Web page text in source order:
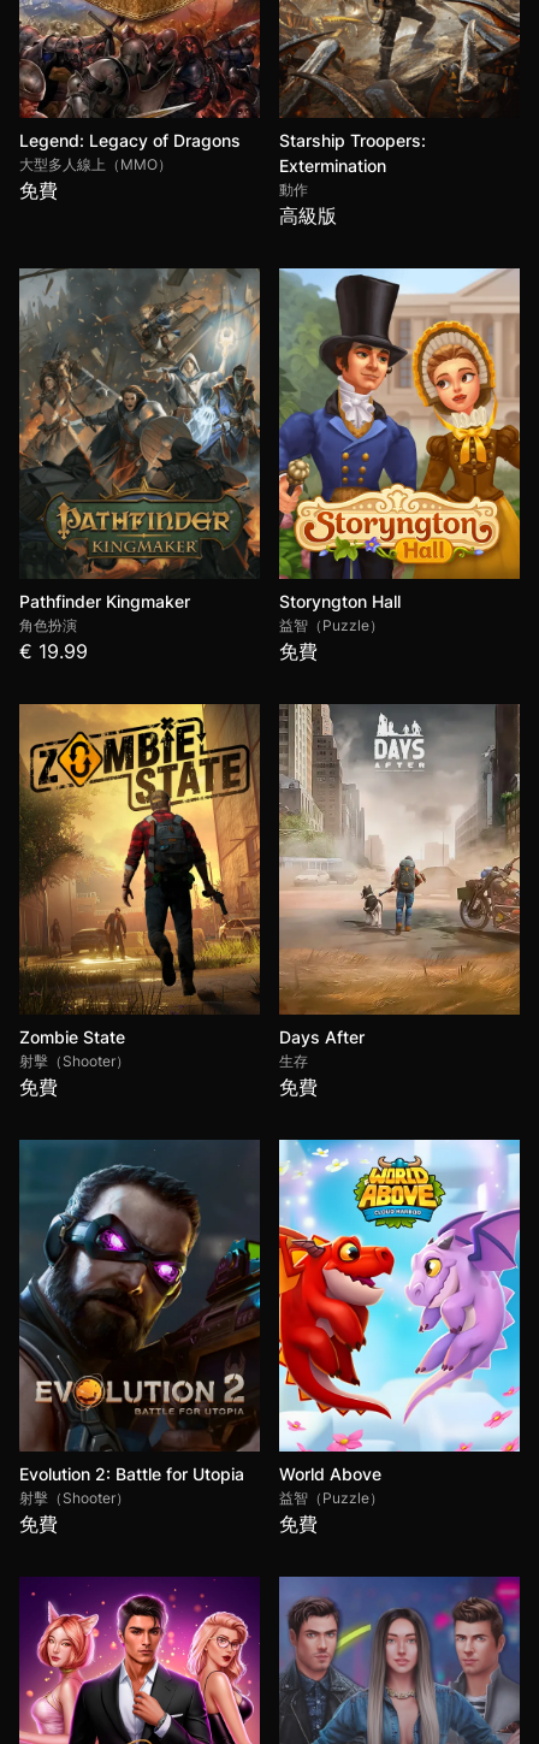
Legend: Legacy of Dragons
大型多人線上（MMO）
免費
Starship Troopers:
Extermination
動作
高級版
Pathfinder Kingmaker
角色扮演
€ 19.99
Storyngton Hall
益智（Puzzle）
免費
Zombie State
射擊（Shooter）
免費
Days After
生存
免費
Evolution 2: Battle for Utopia
射擊（Shooter）
免費
World Above
益智（Puzzle）
免費